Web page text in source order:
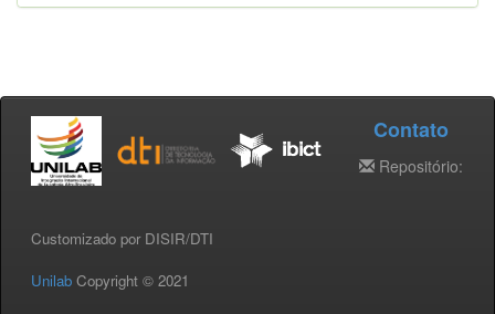
Customizado por DISIR/DTI
Unilab Copyright © 2021
Contato
Repositório: